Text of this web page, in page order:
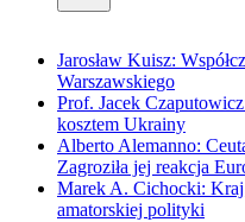
Jarosław Kuisz:
Warszawskiego
Prof. Jacek
kosztem Ukrainy
Alberto Alemanno:
Zagroziła jej reakcja
Marek A. Cichocki:
amatorskiej polityki